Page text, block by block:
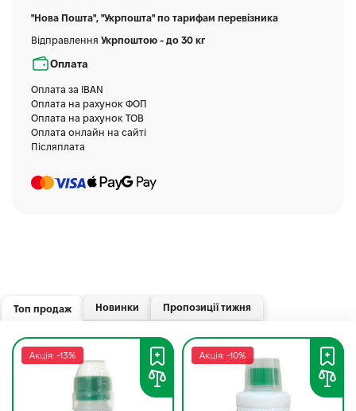
"Нова Пошта", "Укрпошта" по тарифам перевізника
Відправлення Укрпоштою - до 30 кг
Оплата
Оплата за IBAN
Оплата на рахунок ФОП
Оплата на рахунок ТОВ
Оплата онлайн на сайті
Післяплата
Топ продаж Новинки Пропозиції тижня
Акція: -13% Акція: -10%